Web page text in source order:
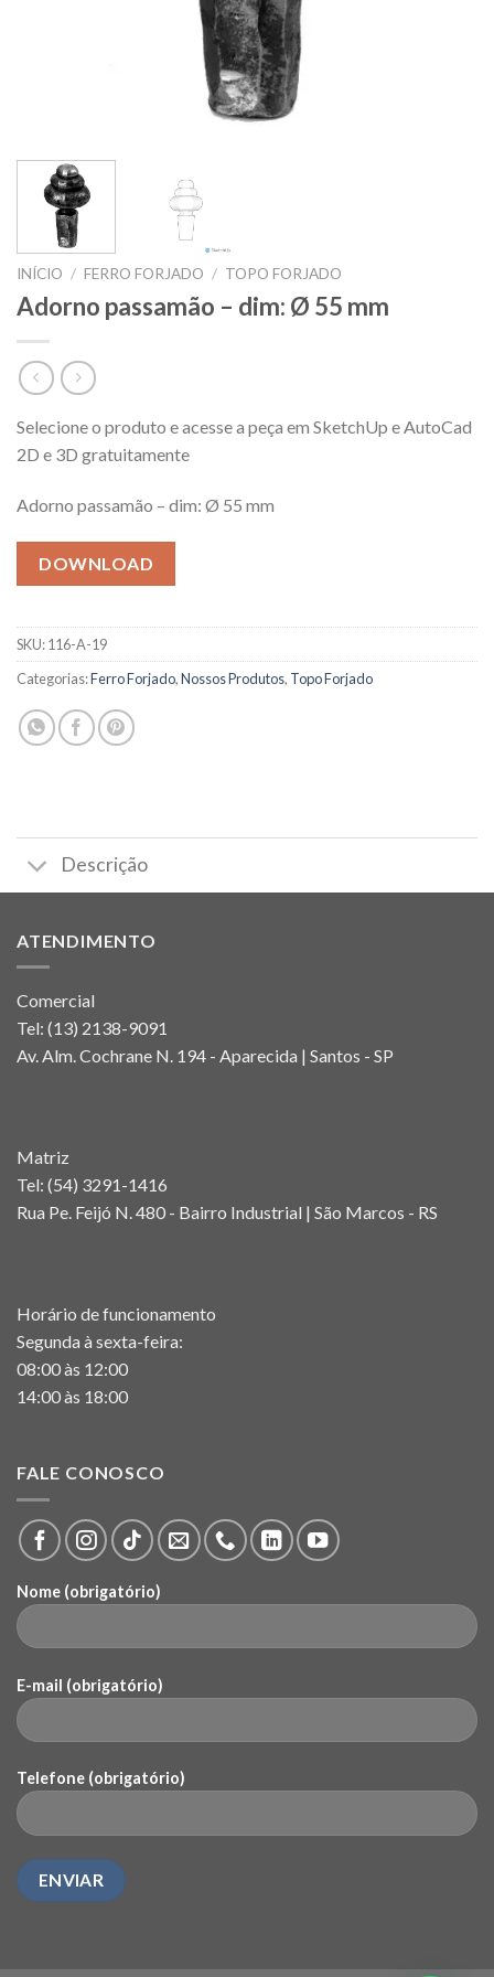
INÍCIO / FERRO FORJADO / TOPO FORJADO
Adorno passamão – dim: Ø 55 mm
Selecione o produto e acesse a peça em SketchUp e AutoCad
2D e 3D gratuitamente
Adorno passamão – dim: Ø 55 mm
DOWNLOAD
SKU:116-A-19
Categorias:Ferro Forjado,Nossos Produtos, Topo Forjado
Descrição
ATENDIMENTO
Comercial
Tel: (13) 2138-9091
Av. Alm. Cochrane N. 194 - Aparecida | Santos - SP
Matriz
Tel: (54) 3291-1416
Rua Pe. Feijó N. 480 - Bairro Industrial | São Marcos - RS
Horário de funcionamento
Segunda à sexta-feira:
08:00 às 12:00
14:00 às 18:00
FALE CONOSCO
Nome (obrigatório)
E-mail (obrigatório)
Telefone (obrigatório)